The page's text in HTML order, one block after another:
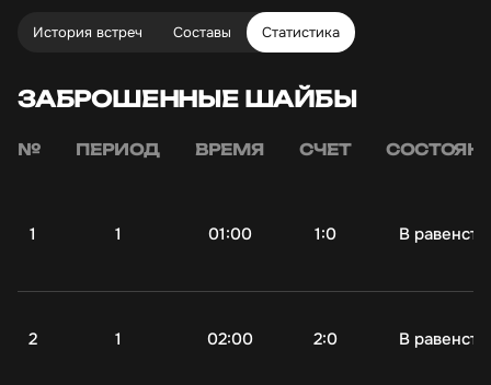
История встреч Составы Статистика
ЗАБРОШЕННЫЕ ШАЙБЫ
№ ПЕРИОД ВРЕМЯ СЧЕТ
1 1 01:00 1:0 В
2 1 02:00 2:0 В